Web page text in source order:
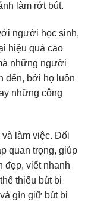
làm rớt bút.
người học sinh,
hiệu quả cao
những người
đến, bởi họ luôn
những công
và làm việc. Đối
quan trọng, giúp
đẹp, viết nhanh
thiếu bút bi
gìn giữ bút bi